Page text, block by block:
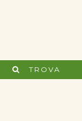
TROVA